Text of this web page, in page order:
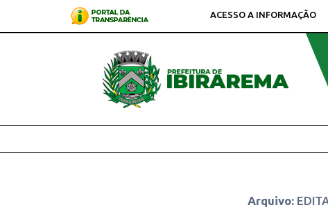
ACESSO A INFORMAÇÃO
Arquivo: